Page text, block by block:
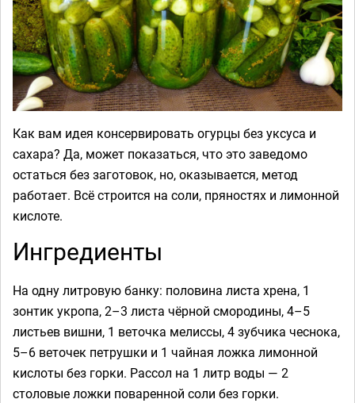
Как вам идея консервировать огурцы без уксуса и
сахара? Да, может показаться, что это заведомо
остаться без заготовок, но, оказывается, метод
работает. Всё строится на соли, пряностях и лимонной
кислоте.
Ингредиенты
На одну литровую банку: половина листа хрена, 1
зонтик укропа, 2–3 листа чёрной смородины, 4–5
листьев вишни, 1 веточка мелиссы, 4 зубчика чеснока,
5–6 веточек петрушки и 1 чайная ложка лимонной
кислоты без горки. Рассол на 1 литр воды — 2
столовые ложки поваренной соли без горки.